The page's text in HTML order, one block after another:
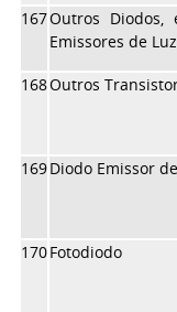
167Outros Diodos,
Emissores de Luz
168Outros
169Diodo Emissor
170Fotodiodo